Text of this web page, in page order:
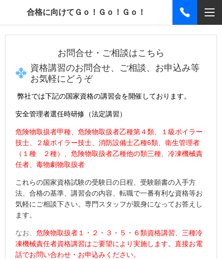
合格に向けてＧｏ！Ｇｏ！Ｇｏ！
お問合せ・ご相談はこちら
資格講習のお問合せ、ご相談、お申込み等
お気軽にどうぞ
弊社では下記の国家資格の講習会を開催しております。
安全管理者選任時研修（法定講習）
危険物取扱者甲種、危険物取扱者乙種第４類、１級ボイラー
技士、
２級ボイラー技士、 消防設備士乙種6類、衛生管理者
（１種 ２種）、 危険物取扱者乙種他の類三種、冷凍機械責
任者、毒物劇物取扱者
これらの国家資格試験の受験日の日程、受験願書の入手方
法、合格の基準、講習会の内容、転職で一番有利な資格等お
気軽にご相談下さい。専門スタッフが親身になってお答えし
ます。
なお、 危険物取扱者１・２・３・５・６類資格講習、三種冷
凍機械責任者資格講習はご要望により実施します。直接お電
話でお問い合わせ・お申込みください。